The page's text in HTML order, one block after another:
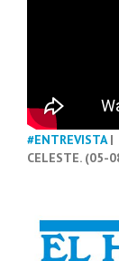
#ENTREVISTA|
CELESTE. (05-